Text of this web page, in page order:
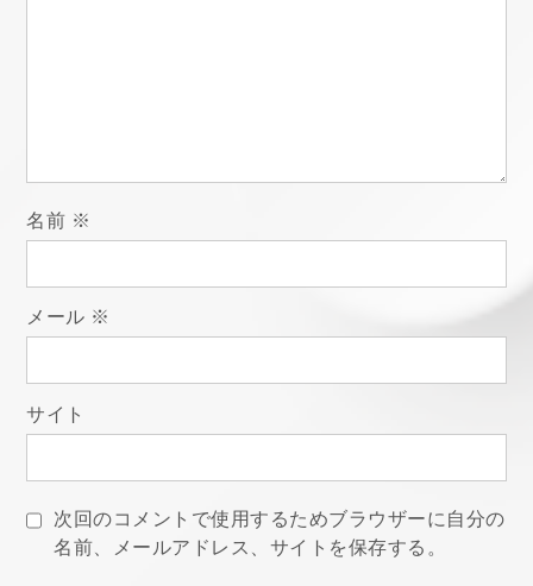
ン
名前 ※
メール ※
サイト
次回のコメントで使用するためブラウザーに自分の
名前、メールアドレス、サイトを保存する。